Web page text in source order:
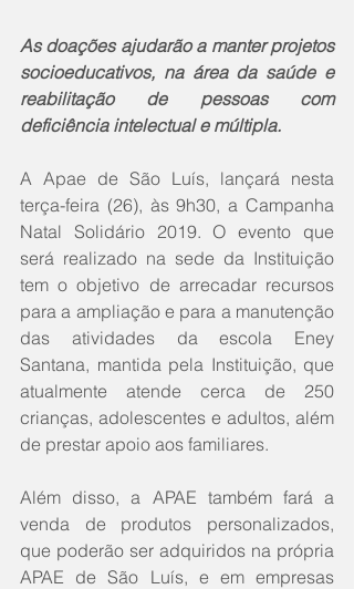
As doações ajudarão a manter projetos
socioeducativos, na área da saúde e
reabilitação de pessoas com
deficiência intelectual e múltipla.
A Apae de São Luís, lançará nesta
terça-feira (26), às 9h30, a Campanha
Natal Solidário 2019. O evento que
será realizado na sede da Instituição
tem o objetivo de arrecadar recursos
para a ampliação e para a manutenção
das atividades da escola Eney
Santana, mantida pela Instituição, que
atualmente atende cerca de 250
crianças, adolescentes e adultos, além
de prestar apoio aos familiares.
Além disso, a APAE também fará a
venda de produtos personalizados,
que poderão ser adquiridos na própria
APAE de São Luís, e em empresas